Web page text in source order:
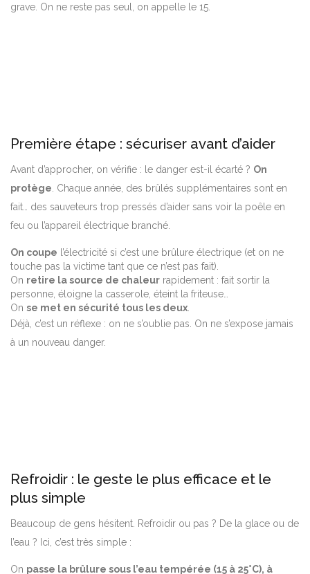
grave. On ne reste pas seul, on appelle le 15.
Première étape : sécuriser avant d’aider
Avant d’approcher, on vérifie : le danger est-il écarté ? On
protège . Chaque année, des brûlés supplémentaires sont en
fait… des sauveteurs trop pressés d’aider sans voir la poêle en
feu ou l’appareil électrique branché.
On coupe l’électricité si c’est une brûlure électrique (et on ne
touche pas la victime tant que ce n’est pas fait).
On retire la source de chaleur rapidement : fait sortir la
personne, éloigne la casserole, éteint la friteuse…
On se met en sécurité tous les deux
Déjà, c’est un réflexe : on ne s’oublie pas. On ne s’expose jamais
à un nouveau danger.
Refroidir : le geste le plus efficace et le
plus simple
Beaucoup de gens hésitent. Refroidir ou pas ? De la glace ou de
l’eau ? Ici, c’est très simple :
On passe la brûlure sous l’eau tempérée (15 à 25°C), à